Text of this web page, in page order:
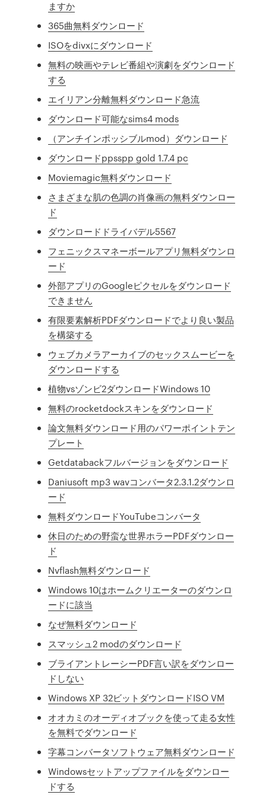
ますか
365曲無料ダウンロード
ISOをdivxにダウンロード
無料の映画やテレビ番組や演劇をダウンロード
する
エイリアン分離無料ダウンロード急流
ダウンロード可能なsims4 mods
（アンチインポッシブルmod）ダウンロード
ダウンロードppsspp gold 1.7.4 pc
Moviemagic無料ダウンロード
さまざまな肌の色調の肖像画の無料ダウンロー
ド
ダウンロードドライバデル5567
フェニックスマネーボールアプリ無料ダウンロ
ード
外部アプリのGoogleピクセルをダウンロード
できません
有限要素解析PDFダウンロードでより良い製品
を構築する
ウェブカメラアーカイブのセックスムービーを
ダウンロードする
植物vsゾンビ2ダウンロードWindows 10
無料のrocketdockスキンをダウンロード
論文無料ダウンロード用のパワーポイントテン
プレート
Getdatabackフルバージョンをダウンロード
Daniusoft mp3 wavコンバータ2.3.1.2ダウンロ
ード
無料ダウンロードYouTubeコンバータ
休日のための野蛮な世界ホラーPDFダウンロー
ド
Nvflash無料ダウンロード
Windows 10はホームクリエーターのダウンロ
ードに該当
なぜ無料ダウンロード
スマッシュ2 modのダウンロード
ブライアントレーシーPDF言い訳をダウンロー
ドしない
Windows XP 32ビットダウンロードISO VM
オオカミのオーディオブックを使って走る女性
を無料でダウンロード
字幕コンバータソフトウェア無料ダウンロード
Windowsセットアップファイルをダウンロー
ドする